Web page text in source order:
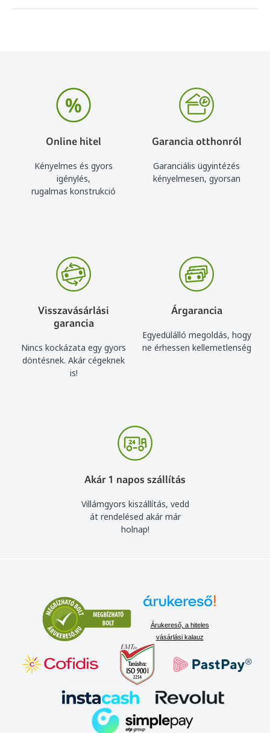
Online hitel
Kényelmes és gyors
igénylés,
rugalmas konstrukció
Garancia otthonról
Garanciális ügyintézés
kényelmesen, gyorsan
Visszavásárlási
garancia
Nincs kockázata egy gyors
döntésnek. Akár cégeknek
is!
Árgarancia
Egyedülálló megoldás, hogy
ne érhessen kellemetlenség
Akár 1 napos szállítás
Villámgyors kiszállítás, vedd
át rendelésed akár már
holnap!
Árukereső, a hiteles
vásárlási kalauz